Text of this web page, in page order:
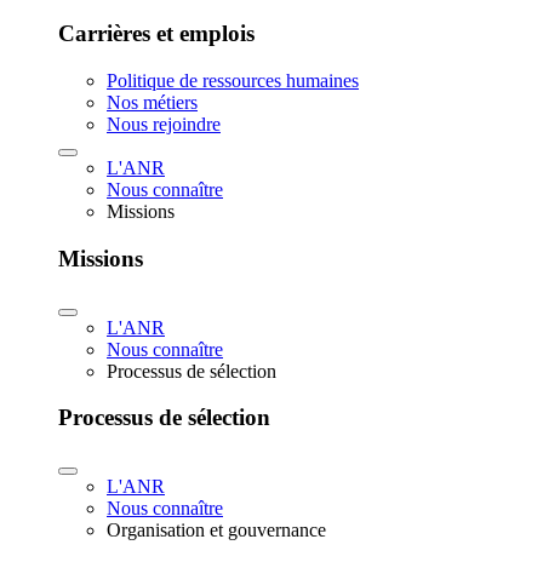
Carrières et emplois
Politique de ressources humaines
Nos métiers
Nous rejoindre
L'ANR
Nous connaître
Missions
Missions
L'ANR
Nous connaître
Processus de sélection
Processus de sélection
L'ANR
Nous connaître
Organisation et gouvernance